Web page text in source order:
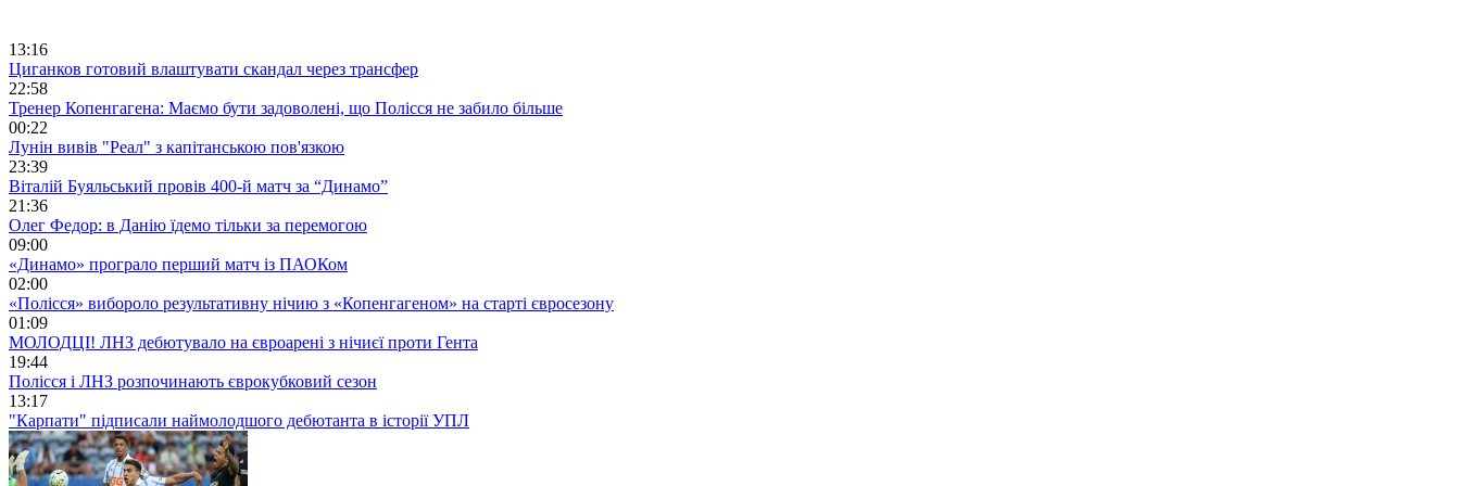
13:16
Циганков готовий влаштувати скандал через трансфер
22:58
Тренер Копенгагена: Маємо бути задоволені, що Полісся не забило більше
00:22
Лунін вивів "Реал" з капітанською пов'язкою
23:39
Віталій Буяльський провів 400-й матч за “Динамо”
21:36
Олег Федор: в Данію їдемо тільки за перемогою
09:00
«Динамо» програло перший матч із ПАОКом
02:00
«Полісся» вибороло результативну нічию з «Копенгагеном» на старті євросезону
01:09
МОЛОДЦІ! ЛНЗ дебютувало на євроарені з нічиєї проти Гента
19:44
Полісся і ЛНЗ розпочинають єврокубковий сезон
13:17
"Карпати" підписали наймолодшого дебютанта в історії УПЛ